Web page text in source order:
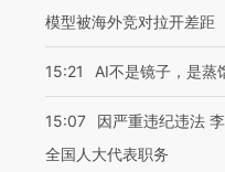
模型被海外竞对拉开差距
15:21 AI不是镜子，是蒸
15:07
因严重违纪违法
全国人大代表职务